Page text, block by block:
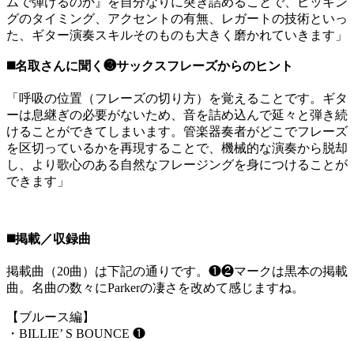
グのタイミング、アクセントの有無、レガートの技術といっ
た、ギター演奏スキルそのものも大きく磨かれていきます」
◼️名取さんに聞く❸サックスフレーズからのヒント
「呼吸の位置（フレーズの切り方）を覚えることです。ギタ
ーは息継ぎの必要がないため、音を詰め込んで延々と弾き続
けることができてしまいます。管楽器奏者がどこでフレーズ
を区切っているかを再現することで、機械的な演奏から脱却
し、より歌心のある自然なフレージングを身につけることが
できます」
◼️掲載／収録曲
掲載曲（20曲）は下記の通りです。❶❷マークは黒本の掲載
曲。名曲の数々にParkerの凄さを改めて感じますね。
【ブルース編】
・BILLIE’ S BOUNCE ❶